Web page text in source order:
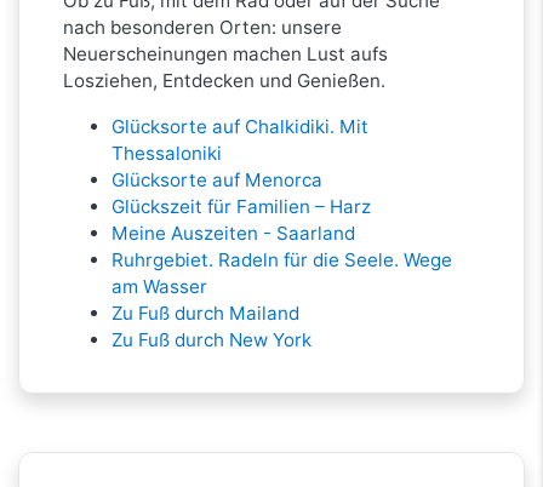
nach besonderen Orten: unsere
Neuerscheinungen machen Lust aufs
Losziehen, Entdecken und Genießen.
Glücksorte auf Chalkidiki. Mit
Thessaloniki
Glücksorte auf Menorca
Glückszeit für Familien – Harz
Meine Auszeiten - Saarland
Ruhrgebiet. Radeln für die Seele. Wege
am Wasser
Zu Fuß durch Mailand
Zu Fuß durch New York